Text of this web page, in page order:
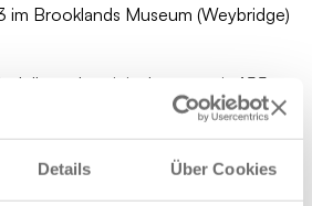
Details Über Cookies
im Brooklands Museum (Weybridge)
wurde originalgetreu mit 455
reproduziert. Das Modell hat
einziehbaren Fahrwerk
Räder ausgefahren sind, können sie